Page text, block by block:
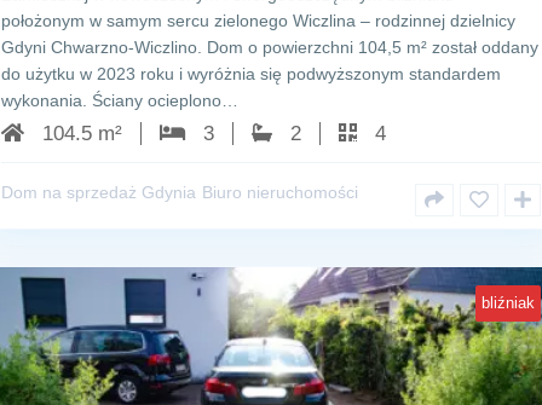
położonym w samym sercu zielonego Wiczlina – rodzinnej dzielnicy
Gdyni Chwarzno‑Wiczlino. Dom o powierzchni 104,5 m² został oddany
do użytku w 2023 roku i wyróżnia się podwyższonym standardem
wykonania. Ściany ocieplono…
104.5 m² 3 2 4
Dom na sprzedaż Gdynia Biuro nieruchomości
bliźniak